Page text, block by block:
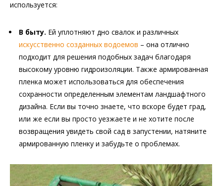
используется:
В быту. Ей уплотняют дно свалок и различных
искусственно созданных водоемов – она отлично
подходит для решения подобных задач благодаря
высокому уровню гидроизоляции. Также армированная
пленка может использоваться для обеспечения
сохранности определенным элементам ландшафтного
дизайна. Если вы точно знаете, что вскоре будет град,
или же если вы просто уезжаете и не хотите после
возвращения увидеть свой сад в запустении, натяните
армированную пленку и забудьте о проблемах.